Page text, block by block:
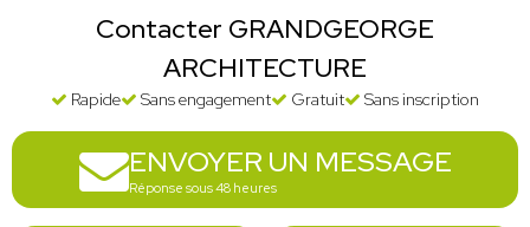
Contacter GRANDGEORGE
ARCHITECTURE
Rapide Sans engagement Gratuit Sans inscription
ENVOYER UN MESSAGE
Réponse sous 48 heures